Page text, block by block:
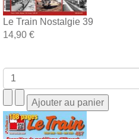
Le Train Nostalgie 39
14,90 €